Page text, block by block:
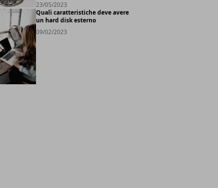
23/05/2023
Quali caratteristiche deve avere
un hard disk esterno
09/02/2023